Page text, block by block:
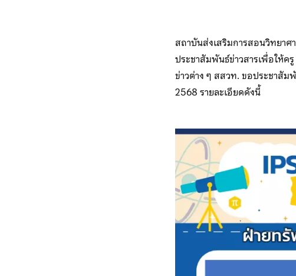
สถาบันส่งเสริมการสอนวิทยาศ
ประชาสัมพันธ์ข่าวสารเพื่อให้ค
ข่าวต่าง ๆ สสวท. ขอประชาสัม
2568 รายละเอียดดังนี้